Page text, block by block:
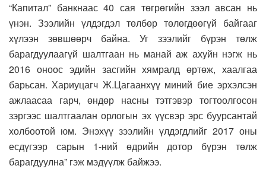
“Капитал” банкнаас 40 сая төгрөгийн зээл авсан нь
үнэн. Зээлийн үлдэгдэл төлбөр төлөгдөөгүй байгааг
хүлээн зөвшөөрч байна. Уг зээлийг бүрэн төлж
барагдуулаагүй шалтгаан нь манай аж ахуйн нэгж нь
2016 оноос эдийн засгийн хямралд өртөж, хаалгаа
барьсан. Хариуцагч Ж.Цагаанхүү миний бие эрхэлсэн
ажлаасаа гарч, өндөр насны тэтгэвэр тогтоолгосон
зэргээс шалтгаалан орлогын эх үүсвэр эрс буурсантай
холбоотой юм. Энэхүү зээлийн үлдэгдлийг 2017 оны
есдүгээр сарын 1-ний өдрийн дотор бүрэн төлж
барагдуулна” гэж мэдүүлж байжээ.